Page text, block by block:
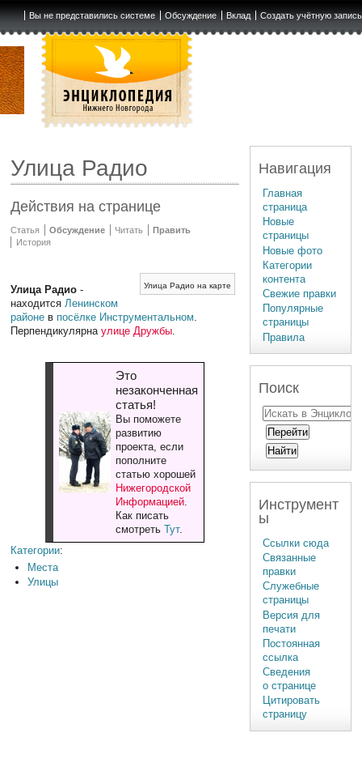
Вы не представились системе Обсуждение Вклад Создать учётную запись
Улица Радио
Действия на странице
Статья Обсуждение Читать
Править
История
Улица Радио на карте
Улица Радио -
находитсяЛенинском
районе в посёлке Инструментальном.
Перпендикулярнаулице Дружбы.
Это
незаконченная
статья!
Вы поможете
развитию
проекта, если
пополните
статью хорошей
Нижегородской
Информацией.
Как писать
смотреть Тут.
Категории:
Места
Улицы
Навигация
Главная
страница
Новые
страницы
Новые фото
Категории
контента
Свежие правки
Популярные
страницы
Правила
Поиск
Инструмент
ы
Ссылки сюда
Связанные
правки
Служебные
страницы
Версия для
печати
Постоянная
ссылка
Сведения
о странице
Цитировать
страницу